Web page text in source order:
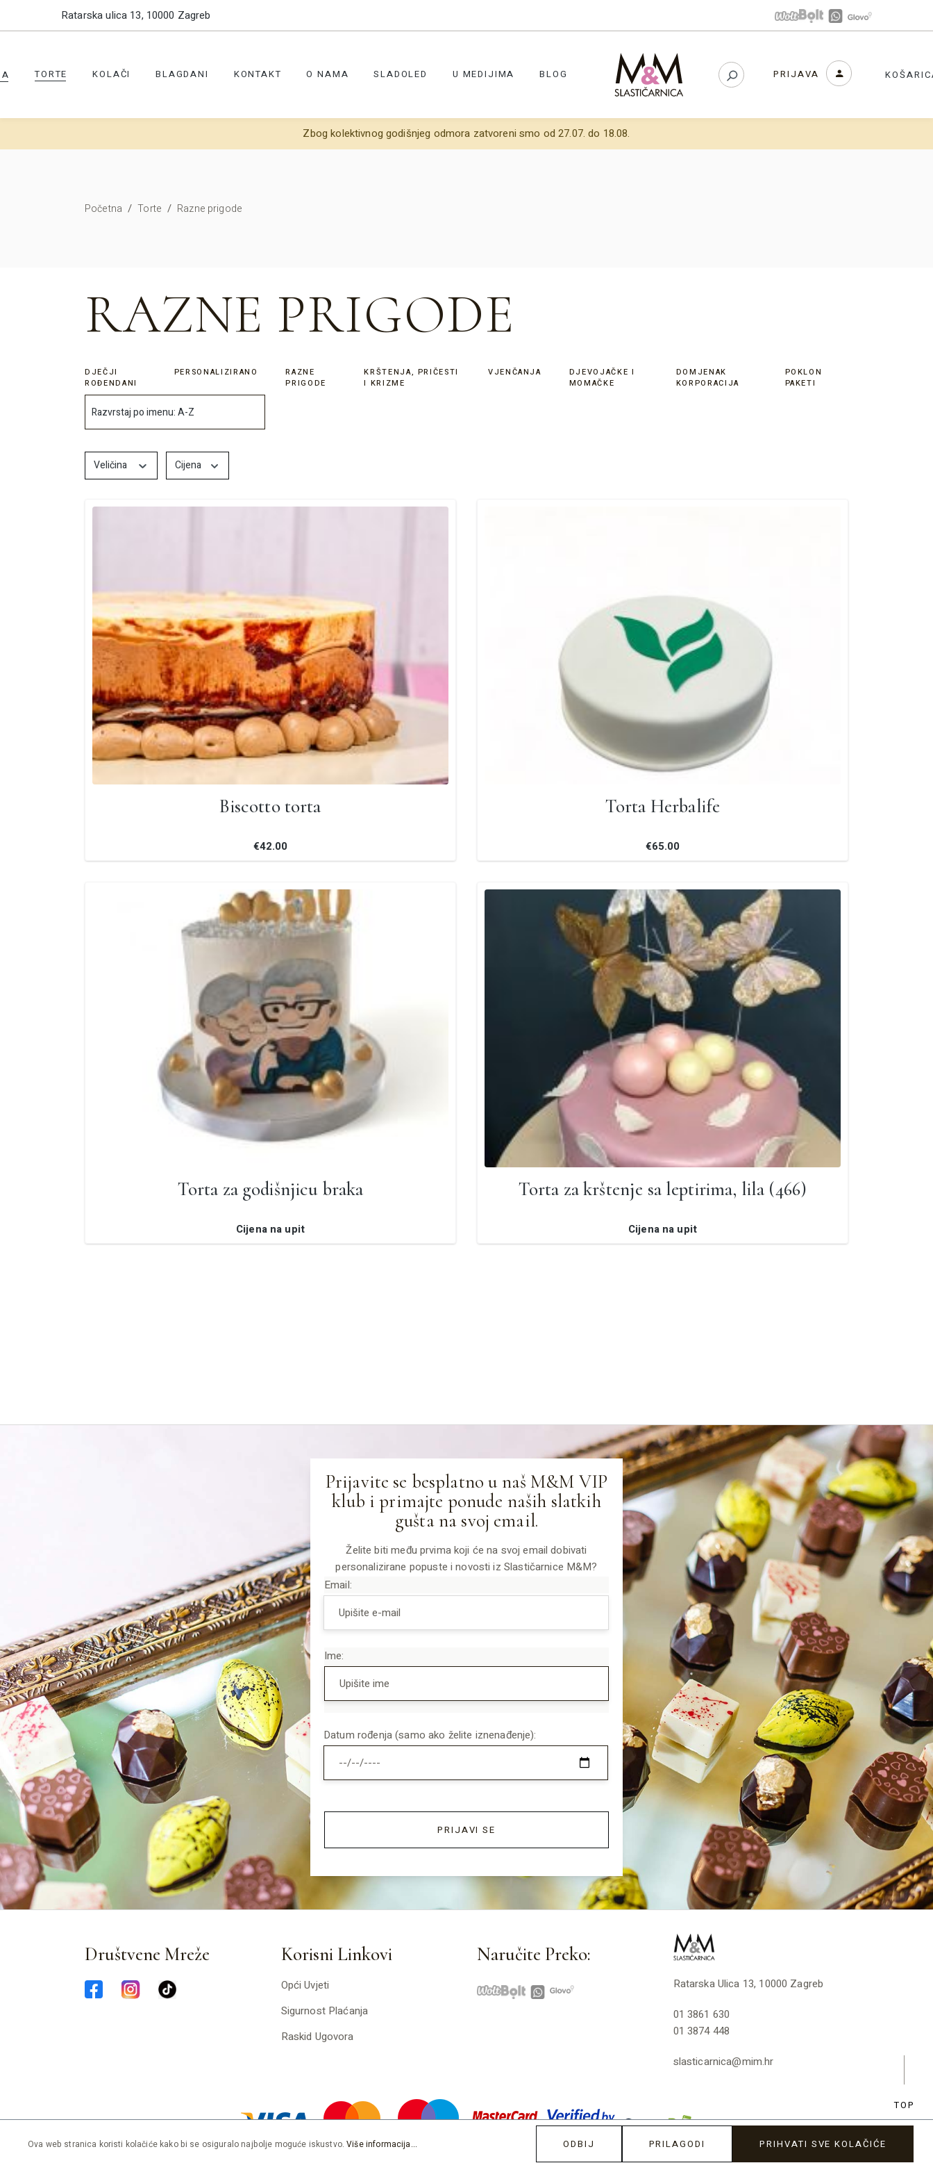
Ratarska ulica 13, 10000 Zagreb
TORTE KOLAČI BLAGDANI KONTAKT O NAMA SLADOLED U MEDIJIMA BLOG PRIJAVA
Zbog kolektivnog godišnjeg odmora zatvoreni smo od 27.07. do 18.08.
Početna / Torte / Razne prigode
RAZNE PRIGODE
DJEČJI
ROĐENDANI
PERSONALIZIRANO
RAZNE
PRIGODE
KRŠTENJA, PRIČESTI
I KRIZME
VJENČANJA
DJEVOJAČKE I
MOMAČKE
DOMJENAK
KORPORACIJA
POKLON
PAKETI
Veličina Cijena
Biscotto torta
€42.00
Torta Herbalife
€65.00
Torta za godišnjicu braka
Cijena na upit
Torta za krštenje sa leptirima, lila (466)
Cijena na upit
Prijavite se besplatno u naš M&M VIP
klub i primajte ponude naših slatkih
gušta na svoj email.
Želite biti među prvima koji će na svoj email dobivati
personalizirane popuste i novosti iz Slastičarnice M&M?
Email:
Ime:
Datum rođenja (samo ako želite iznenađenje):
PRIJAVI SE
Društvene Mreže Korisni Linkovi
Opći Uvjeti
Sigurnost Plaćanja
Raskid Ugovora
Naručite Preko:
Ratarska Ulica 13, 10000 Zagreb
01 3861 630
01 3874 448
slasticarnica@mim.hr
TOP
Ova web stranica koristi kolačiće kako bi se osiguralo najbolje moguće iskustvo.Više informacija... ODBIJ PRILAGODI PRIHVATI SVE KOLAČIĆE